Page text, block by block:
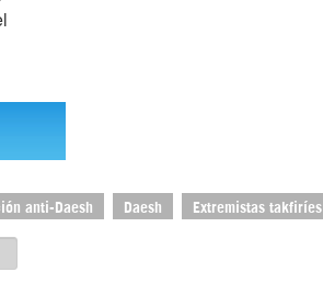
anti-Daesh Daesh Extremistas takfiríes